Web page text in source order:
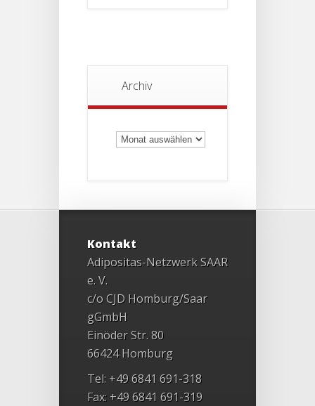
Archiv
Archiv
Kontakt
Adipositas-Netzwerk SAAR
e. V.
c/o CJD Homburg/Saar
gGmbH
Einöder Str. 80
66424 Homburg
Tel: +49 6841 691-318
Fax: +49 6841 691-319